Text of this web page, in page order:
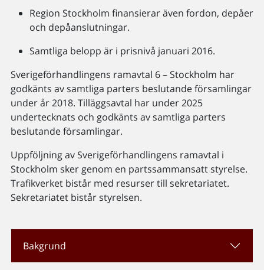
Region Stockholm finansierar även fordon, depåer
och depåanslutningar.
Samtliga belopp är i prisnivå januari 2016.
Sverigeförhandlingens ramavtal 6 – Stockholm har
godkänts av samtliga parters beslutande församlingar
under år 2018. Tilläggsavtal har under 2025
undertecknats och godkänts av samtliga parters
beslutande församlingar.
Uppföljning av Sverigeförhandlingens ramavtal i
Stockholm sker genom en partssammansatt styrelse.
Trafikverket bistår med resurser till sekretariatet.
Sekretariatet bistår styrelsen.
Bakgrund